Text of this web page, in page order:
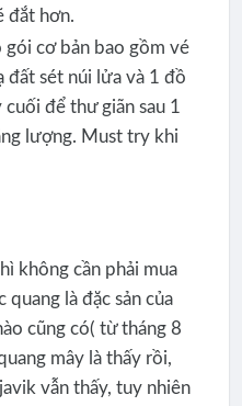
đắt hơn.
gói cơ bản bao gồm vé
đất sét núi lửa và 1 đồ
để thư giãn sau 1
lượng. Must try khi
không cần phải mua
là đặc sản của
cũng có( từ tháng 8
mây là thấy rồi,
vẫn thấy, tuy nhiên